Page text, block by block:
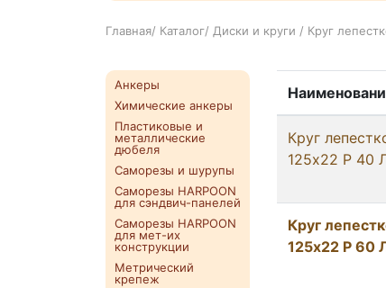
Главная/ Каталог/ Диски и круги / Круг
Анкеры
Химические анкеры
Пластиковые и
металлические
дюбеля
Саморезы и шурупы
Саморезы HARPOON
для сэндвич-панелей
Саморезы HARPOON
для мет-их
конструкции
Метрический
крепеж
Круг
125х22 P 40
Круг
125х22 P 60